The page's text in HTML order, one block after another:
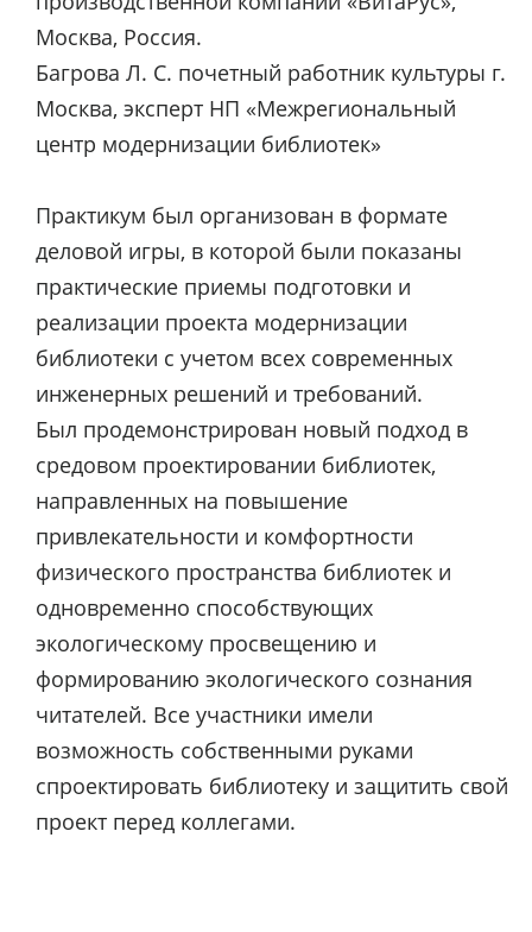
Москва, Россия.
Багрова Л. С. почетный работник культуры г.
Москва, эксперт НП «Межрегиональный
центр модернизации библиотек»
Практикум был организован в формате
деловой игры, в которой были показаны
практические приемы подготовки и
реализации проекта модернизации
библиотеки с учетом всех современных
инженерных решений и требований.
Был продемонстрирован новый подход в
средовом проектировании библиотек,
направленных на повышение
привлекательности и комфортности
физического пространства библиотек и
одновременно способствующих
экологическому просвещению и
формированию экологического сознания
читателей. Все участники имели
возможность собственными руками
спроектировать библиотеку и защитить свой
проект перед коллегами.